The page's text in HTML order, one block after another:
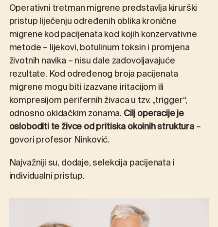
Operativni tretman migrene predstavlja kirurški
pristup liječenju određenih oblika kronične
migrene kod pacijenata kod kojih konzervativne
metode – lijekovi, botulinum toksin i promjena
životnih navika – nisu dale zadovoljavajuće
rezultate. Kod određenog broja pacijenata
migrene mogu biti izazvane iritacijom ili
kompresijom perifernih živaca u tzv. „trigger“,
odnosno okidačkim zonama.Cilj operacije je
osloboditi te živce od pritiska okolnih struktura–
govori profesor Ninković.
Najvažniji su, dodaje, selekcija pacijenata i
individualni pristup.